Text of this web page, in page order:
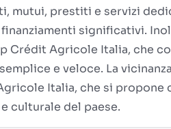
mutui, prestiti e servizi
significativi.
Crédit Agricole Italia, che
e veloce. La
Italia, che si propone
culturale del paese.